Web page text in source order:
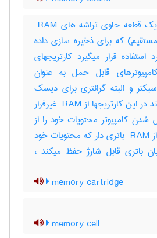
[کارتریج حافظه] یک قطعه حاوی تراشه های ‎ RAM
که برای ذخیره سازی داده
استفاده قرار میگیرد کارتریجهای
قابل حمل به عنوان
و البته گرانتری برای دیسک
سخت استفاده میشوند در این کارتریجها از ‎ RAM غیرفرار
کامپیوتر محتویات خود را از
دست نمیدهد ، و یا از ‎ RAM باتری دار که محتویات خود
باتری قابل شارژ حفظ میکند ،
memory cartridge
memory cell